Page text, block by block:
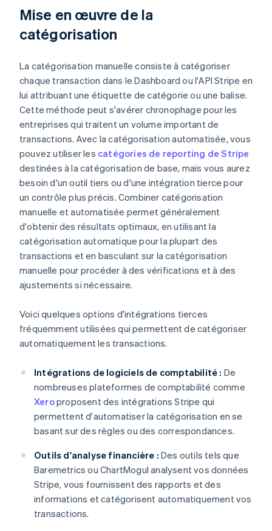
Mise en œuvre de la
catégorisation
La catégorisation manuelle consiste à catégoriser
chaque transaction dans le Dashboard ou l'API Stripe en
lui attribuant une étiquette de catégorie ou une balise.
Cette méthode peut s'avérer chronophage pour les
entreprises qui traitent un volume important de
transactions. Avec la catégorisation automatisée, vous
pouvez utiliser les catégories de reporting de Stripe
destinées à la catégorisation de base, mais vous aurez
besoin d'un outil tiers ou d'une intégration tierce pour
un contrôle plus précis. Combiner catégorisation
manuelle et automatisée permet généralement
d'obtenir des résultats optimaux, en utilisant la
catégorisation automatique pour la plupart des
transactions et en basculant sur la catégorisation
manuelle pour procéder à des vérifications et à des
ajustements si nécessaire.
Voici quelques options d'intégrations tierces
fréquemment utilisées qui permettent de catégoriser
automatiquement les transactions.
Intégrations de logiciels de comptabilité : De
nombreuses plateformes de comptabilité comme
Xeroproposent des intégrations Stripe qui
permettent d'automatiser la catégorisation en se
basant sur des règles ou des correspondances.
Outils d'analyse financière : Des outils tels que
Baremetrics ou ChartMogul analysent vos données
Stripe, vous fournissent des rapports et des
informations et catégorisent automatiquement vos
transactions.